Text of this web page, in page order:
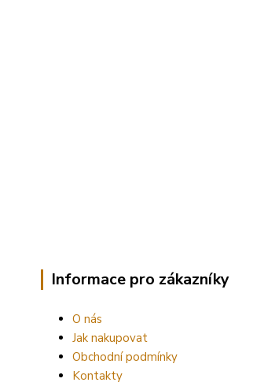
Informace pro zákazníky
O nás
Jak nakupovat
Obchodní podmínky
Kontakty